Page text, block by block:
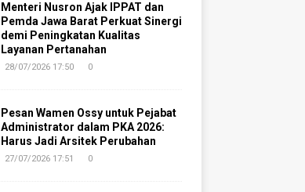
Menteri Nusron Ajak IPPAT dan
Pemda Jawa Barat Perkuat Sinergi
demi Peningkatan Kualitas
Layanan Pertanahan
28/07/2026 17:50 0
Pesan Wamen Ossy untuk Pejabat
Administrator dalam PKA 2026:
Harus Jadi Arsitek Perubahan
27/07/2026 17:51 0